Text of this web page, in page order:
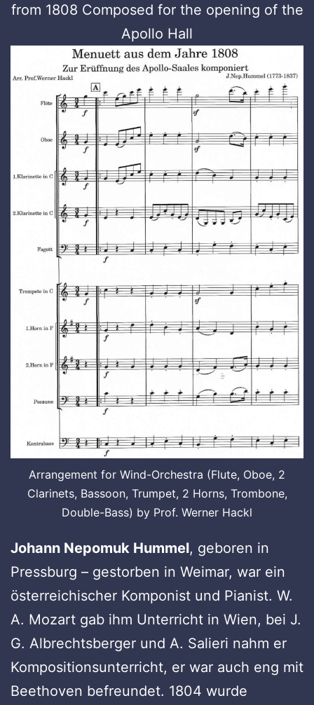
from 1808 Composed for the opening of the
Apollo Hall
Arrangement for Wind-Orchestra (Flute, Oboe, 2
Clarinets, Bassoon, Trumpet, 2 Horns, Trombone,
Double-Bass) by Prof. Werner Hackl
Johann Nepomuk Hummel, geboren in
Pressburg – gestorben in Weimar, war ein
österreichischer Komponist und Pianist. W.
A. Mozart gab ihm Unterricht in Wien, bei J.
G. Albrechtsberger und A. Salieri nahm er
Kompositionsunterricht, er war auch eng mit
Beethoven befreundet. 1804 wurde